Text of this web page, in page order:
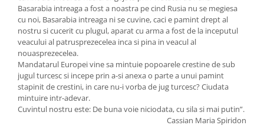
Basarabia intreaga a fost a noastra pe cind Rusia nu se megiesa
cu noi, Basarabia intreaga ni se cuvine, caci e pamint drept al
nostru si cucerit cu plugul, aparat cu arma a fost de la inceputul
veacului al patrusprezecelea inca si pina in veacul al
nouasprezecelea.
Mandatarul Europei vine sa mintuie popoarele crestine de sub
jugul turcesc si incepe prin a-si anexa o parte a unui pamint
stapinit de crestini, in care nu-i vorba de jug turcesc? Ciudata
mintuire intr-adevar.
Cuvintul nostru este: De buna voie niciodata, cu sila si mai putin”.
Cassian Maria Spiridon